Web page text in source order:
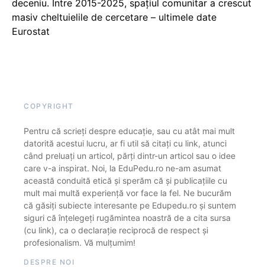
deceniu. Între 2015-2025, spațiul comunitar a crescut
masiv cheltuielile de cercetare – ultimele date
Eurostat
COPYRIGHT
Pentru că scrieți despre educație, sau cu atât mai mult
datorită acestui lucru, ar fi util să citați cu link, atunci
când preluați un articol, părți dintr-un articol sau o idee
care v-a inspirat. Noi, la EduPedu.ro ne-am asumat
această conduită etică și sperăm că și publicațiile cu
mult mai multă experiență vor face la fel. Ne bucurăm
că găsiți subiecte interesante pe Edupedu.ro și suntem
siguri că înțelegeți rugămintea noastră de a cita sursa
(cu link), ca o declarație reciprocă de respect și
profesionalism. Vă mulțumim!
DESPRE NOI